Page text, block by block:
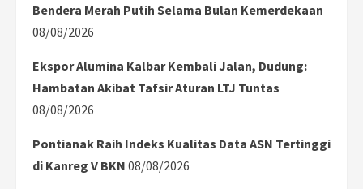
Bendera Merah Putih Selama Bulan Kemerdekaan
08/08/2026
Ekspor Alumina Kalbar Kembali Jalan, Dudung:
Hambatan Akibat Tafsir Aturan LTJ Tuntas
08/08/2026
Pontianak Raih Indeks Kualitas Data ASN Tertinggi
di Kanreg V BKN 08/08/2026